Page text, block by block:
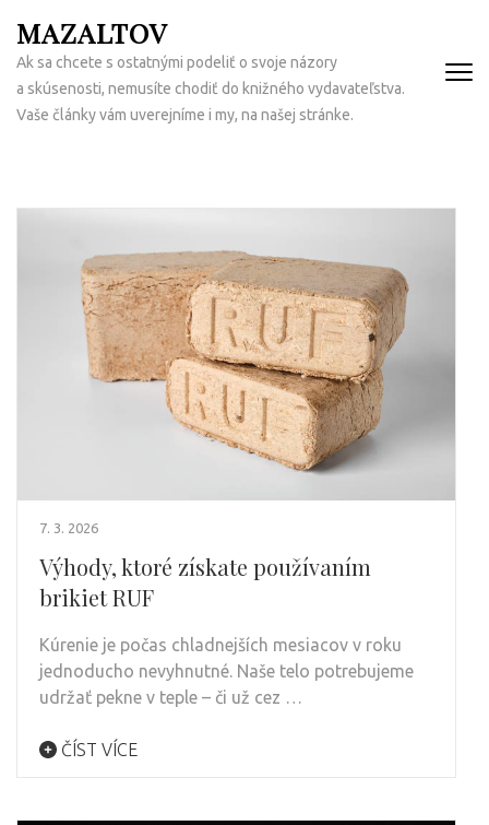
na
obsah
(Enter)
MAZALTOV
Ak sa chcete s ostatnými podeliť o svoje názory
a skúsenosti, nemusíte chodiť do knižného vydavateľstva.
Vaše články vám uverejníme i my, na našej stránke.
7. 3. 2026
Výhody, ktoré získate používaním
brikiet RUF
Kúrenie je počas chladnejších mesiacov v roku
jednoducho nevyhnutné. Naše telo potrebujeme
udržať pekne v teple – či už cez …
ČÍST VÍCE